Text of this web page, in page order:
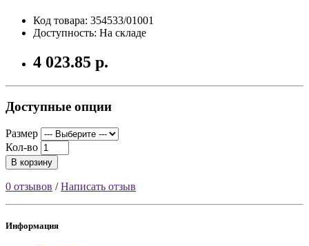
Код товара: 354533/01001
Доступность: На складе
4 023.85 р.
Доступные опции
Размер
Кол-во
В корзину
0 отзывов /Написать отзыв
Информация